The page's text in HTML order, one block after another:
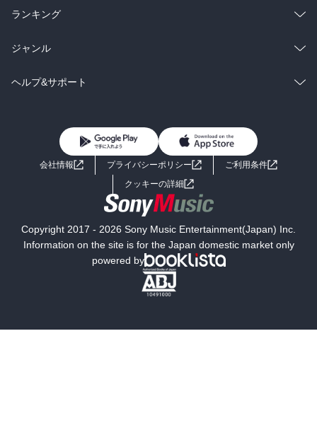
雑誌・グラビア
BL・TL
ラノベ
雑誌・グラビア
BL・TL
総合
ラノベ
雑誌・グラビア
ランキング
総合
ラノベ
ジャンル
コミック
ライトノベル 男子向けラノベ
小説
海外小説
ミステリー SF
文学
ヘルプ&サポート
よくあるご質問 お問い合わせ
会社情報 プライバシーポリシー
ご利用条件
クッキーの詳細
Copyright 2017 - 2026 Sony Music Entertainment(Japan) Inc.
Information on the site is for the Japan domestic market only
powered by